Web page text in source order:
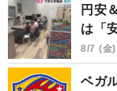
円安
は「
8/7 (金
ベガ